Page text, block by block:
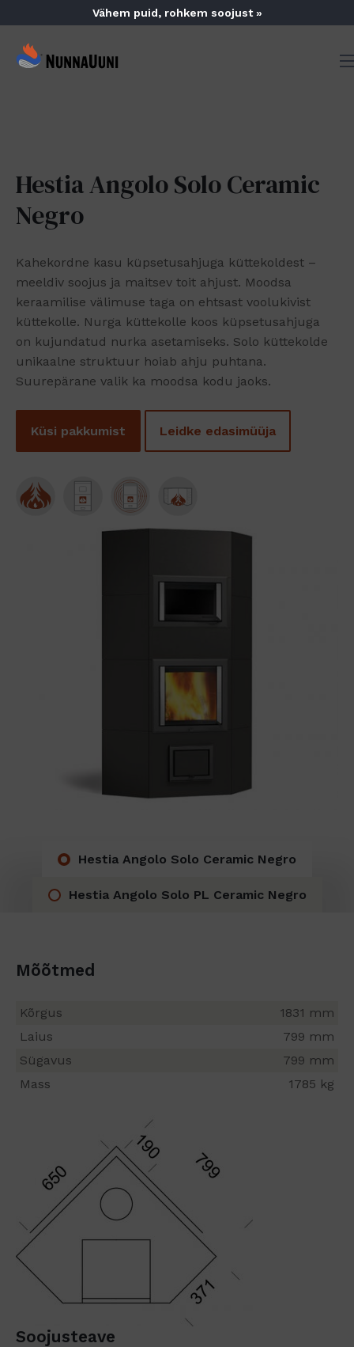
content
Vähem puid, rohkem soojust »
NunnaUuni
Hestia Angolo Solo Ceramic
Negro
Kahekordne kasu küpsetusahjuga küttekoldest –
meeldiv soojus ja maitsev toit ahjust. Moodsa
keraamilise välimuse taga on ehtsast voolukivist
küttekolle. Nurga küttekolle koos küpsetusahjuga
on kujundatud nurka asetamiseks. Solo küttekolde
unikaalne struktuur hoiab ahju puhtana.
Suurepärane valik ka moodsa kodu jaoks.
Küsi pakkumist Leidke edasimüüja
Hestia Angolo Solo Ceramic Negro
Mõõtmed
Kõrgus
1831 mm
Laius
799 mm
Sügavus
799 mm
Mass
1785 kg
Soojusteave
Hestia Angolo Solo PL Ceramic Negro